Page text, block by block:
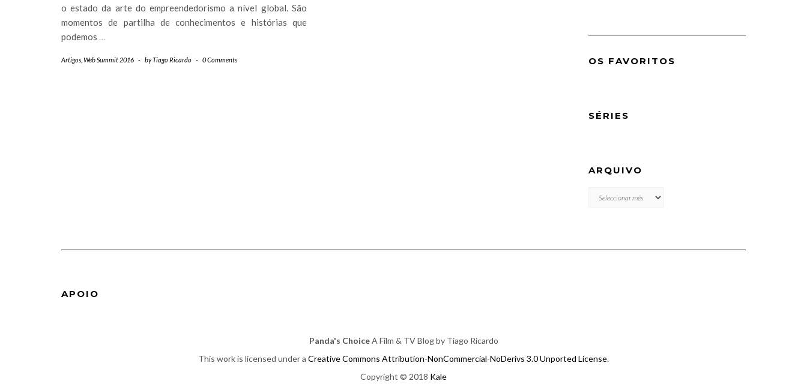
o estado da arte do empreendedorismo a nível global. São
momentos de partilha de conhecimentos e histórias que
podemos …
Artigos Web Summit 2016 - byTiago Ricardo - 0 Comments OS FAVORITOS
SÉRIES
ARQUIVO
APOIO
Panda's ChoiceA Film & TV Blog by Tiago Ricardo
This work is licensed under a Creative Commons Attribution-NonCommercial-NoDerivs 3.0 Unported License.
Copyright © 2018 Kale